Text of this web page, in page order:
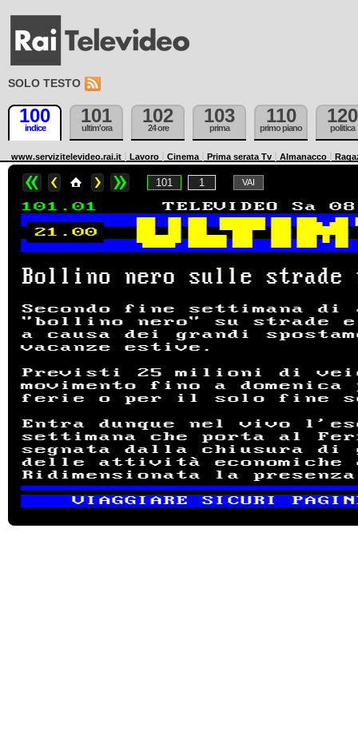
SOLO TESTO
100
indice
101
ultim'ora
102
24 ore
103
prima
110
primo piano
120
politica
www.servizitelevideo.rai.it Lavoro Cinema Prima serata Tv Almanacco